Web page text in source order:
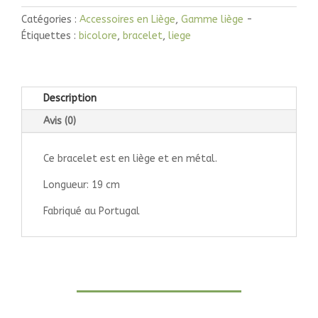
Catégories : Accessoires en Liège, Gamme liège
Étiquettes : bicolore, bracelet, liege
Description
Avis (0)
Ce bracelet est en liège et en métal.
Longueur: 19 cm
Fabriqué au Portugal